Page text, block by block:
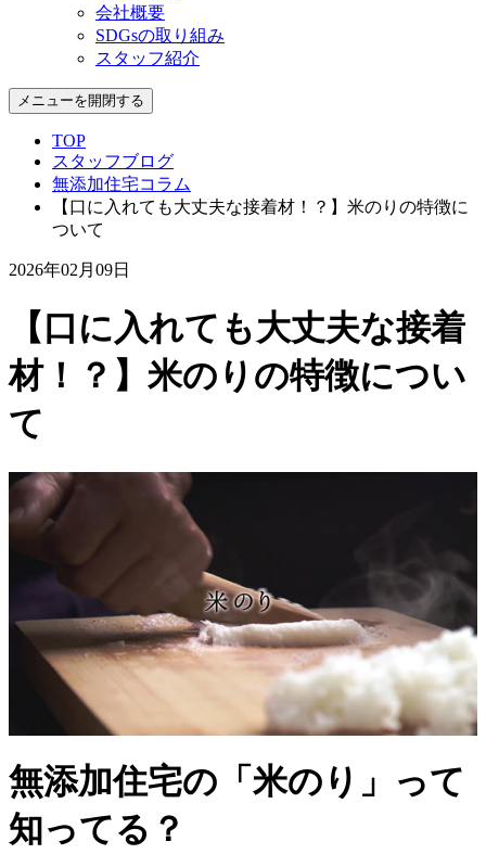
会社概要
SDGsの取り組み
スタッフ紹介
メニューを開閉する
TOP
スタッフブログ
無添加住宅コラム
【口に入れても大丈夫な接着材！？】米のりの特徴に
ついて
2026年02月09日
【口に入れても大丈夫な接着
材！？】米のりの特徴につい
て
無添加住宅の「米のり」って
知ってる？